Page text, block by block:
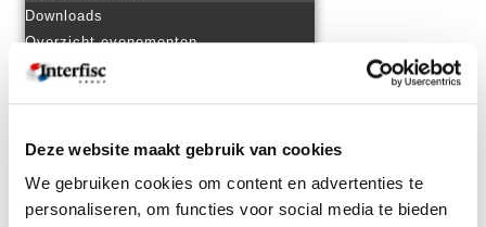
Deze website maakt gebruik van cookies
We gebruiken cookies om content en advertenties te
personaliseren, om functies voor social media te bieden
Downloads
Overzicht evenementen
Incompany Trainingen
CONTACT